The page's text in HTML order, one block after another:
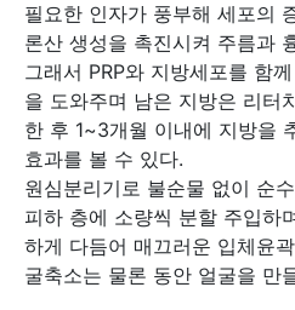
필요한 인자가 풍부해 세포의
론산 생성을 촉진시켜 주름과
그래서 PRP와 지방세포를 함
을 도와주며 남은 지방은 리터
한 후 1~3개월 이내에 지방을
효과를 볼 수 있다.
원심분리기로 불순물 없이 순
피하 층에 소량씩 분할 주입하
하게 다듬어 매끄러운 입체윤
굴축소는 물론 동안 얼굴을 만